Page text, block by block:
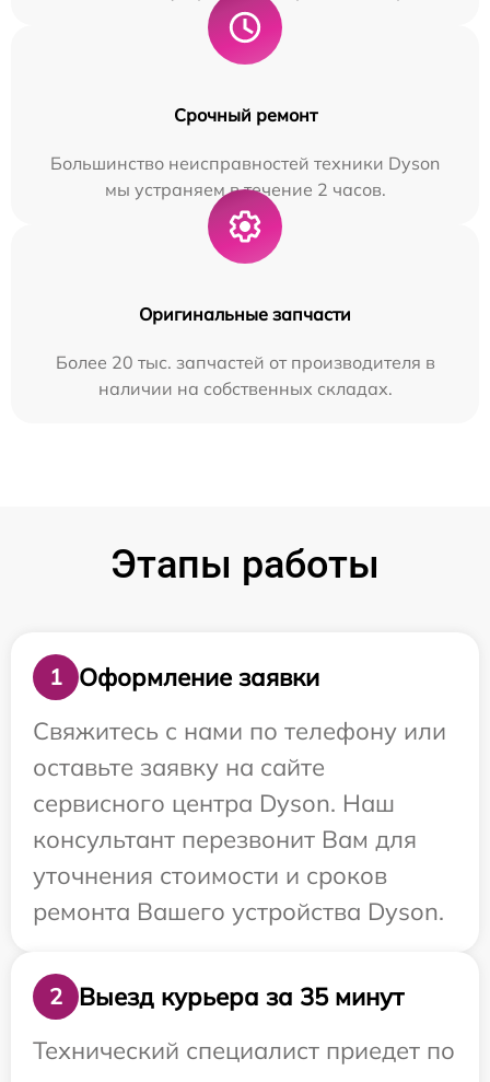
Срочный ремонт
Большинство неисправностей техники Dyson
мы устраняем в течение 2 часов.
Оригинальные запчасти
Более 20 тыс. запчастей от производителя в
наличии на собственных складах.
Этапы работы
1
Оформление заявки
Свяжитесь с нами по телефону или
оставьте заявку на сайте
сервисного центра Dyson. Наш
консультант перезвонит Вам для
уточнения стоимости и сроков
ремонта Вашего устройства Dyson.
2
Выезд курьера за 35 минут
Технический специалист приедет по